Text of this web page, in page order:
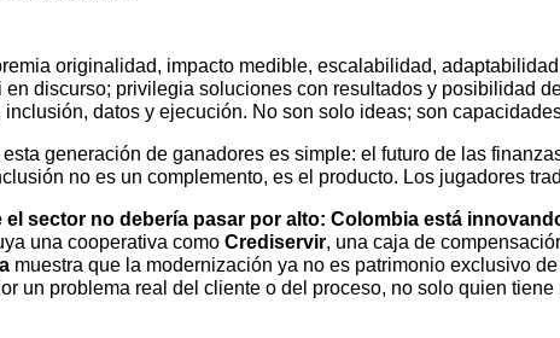
originalidad, impacto medible, escalabilidad,
discurso; privilegia soluciones con resultados y posibilidad
datos y ejecución. No son solo ideas; son
esta generación de ganadores es simple: el futuro de las
no es un complemento, es el producto. Los jugadores
el sector no debería pasar por alto: Colombia está
una cooperativa como Crediservir, una caja de
muestra que la modernización ya no es patrimonio exclusivo
un problema real del cliente o del proceso, no solo quien